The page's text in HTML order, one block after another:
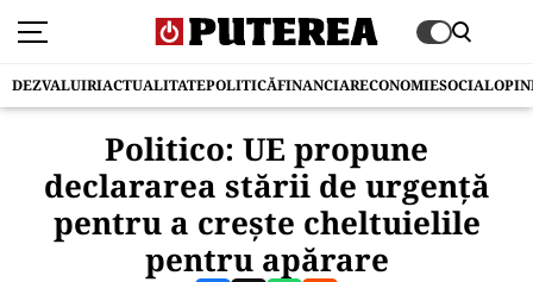
DEZVALUIRIACTUALITATEPOLITICĂFINANCIARECONOMIESOCIAL
Politico: UE propune
declararea stării de urgență
pentru a crește cheltuielile
pentru apărare